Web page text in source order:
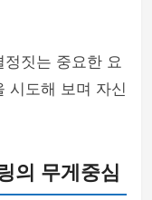
짓는 중요한 요
시도해 보며 자신
의 무게중심